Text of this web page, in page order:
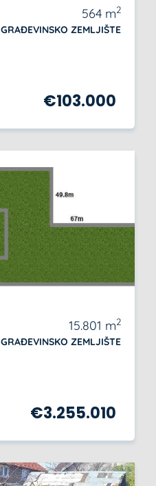
564 m2
GRAĐEVINSKO ZEMLJIŠTE
€103.000
15.801 m2
GRAĐEVINSKO ZEMLJIŠTE
€3.255.010